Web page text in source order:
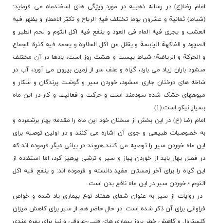
امام رضا(ع) در رساله ذهبیه در مورد ویژگی های اسفندماه می فرماید:
(شباط) ثمانیة و عشرون یوما تختلف فیه الریاح و تکثر الامطار و یظهر فیه
العشب و یجرى فیه الماء فی العود و ینفع فیه اکل الثوم و لحم الطیر و
الصیود و الفاکهة الیابسة و یقلل من اکل الحلاوة و یحمد فیه کثرة الجماع
و الحرکة و الریاضة؛ شباط بیست و هشت روز است، بادها در آن مختلف
مى‏شود باران زیاد می بارد، گیاه و علف سر از زمین بیرون مى ‏آورد، آب در
شاخه‏ هاى درختان جارى مى‏شود، خوردن سیر و گوشت پرندگان و شکار و
میوه‏هاى خشک شده سودمند است و حرکت و فعالیت و کار در این ماه
بسیار نیکو است.(1)
امام رضا (ع) در این بخش از سخنان خود این ماه را مقدمه بهار برشمرده و
به خصوصیات طبیعی و جوی آن اشاره می کنند و در اولین توصیه برای
این ماه خوردن سیر را توصیه می کنند هرچند در بیانی دیگر فرموده اند که
در فصل بهار باید از خوردن پیاز و سیر و ترشی پرهیز کرد، اما استفاده از
این گیاه را برای آخر زمستان مفید دانسته و فرموده اند: و ینفع فیه اکل
الثوم ؛ خوردن سیر در این ماه نافع بدن است.
‎ در روایات از سیر به عنوان شفای هفتاد نوع بیماری یاد شده و خواص
فراوانی برای آن ذکر شده است. در حال حاضر هم از سیر برای کاهش میزان